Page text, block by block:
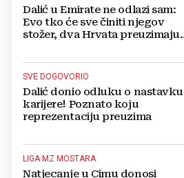
Dalić u Emirate ne odlazi sam:
Evo tko će sve činiti njegov
stožer, dva Hrvata preuzimaju
SVE DOGOVORIO
Dalić donio odluku o nastavku
karijere! Poznato koju
reprezentaciju preuzima
LIGA MZ MOSTARA
Natjecanje u Cimu donosi